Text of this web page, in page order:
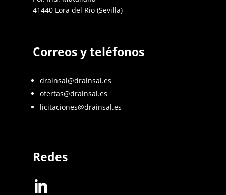
41440 Lora del Rio (Sevilla)
Correos y teléfonos
drainsal@drainsal.es
ofertas@drainsal.es
licitaciones@drainsal.es
Redes
